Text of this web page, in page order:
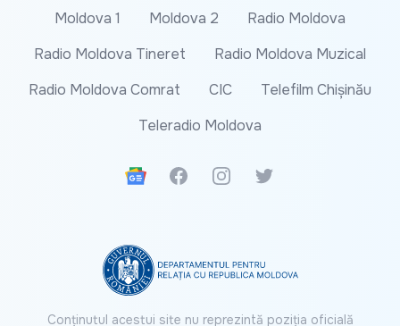
Moldova 1 Moldova 2
Radio Moldova
Radio Moldova Tineret
Radio Moldova Muzical
Radio Moldova Comrat
CIC
Telefilm Chișinău
Teleradio Moldova
Google News
FacebookInstagramTwitter
Conținutul acestui site nu reprezintă poziția oficială